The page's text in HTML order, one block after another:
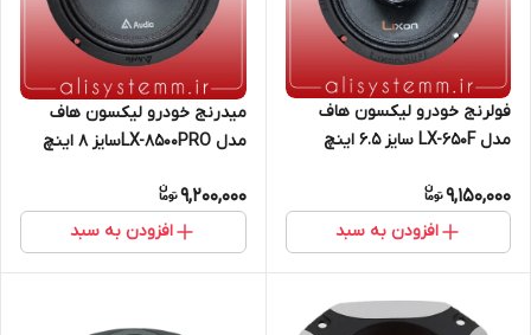
فولرنج خودرو لیکسون هاف
مدل LX-650F سایز 6.5 اینچ
9,150,000
افزودن به سبد
میدرنج خودرو لیکسون هاف
مدل LX-8500PROسایز 8 اینچ
9,200,000
افزودن به سبد